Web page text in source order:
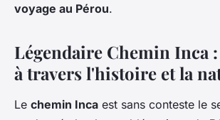
voyage au Pérou.
Légendaire Chemin Inca
à travers l'histoire et la
Le chemin Inca est sans conteste le